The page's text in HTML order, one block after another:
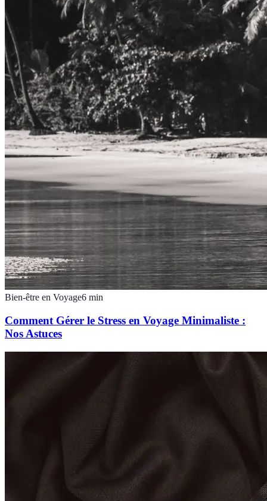
Bien-être en Voyage6 min
Comment Gérer le Stress en Voyage Minimaliste :
Nos Astuces